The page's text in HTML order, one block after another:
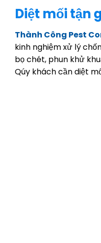
Diệt mối tận
Thành Công Pest
kinh nghiệm xử lý
bọ chét, phun khử
Qúy khách cần diệt